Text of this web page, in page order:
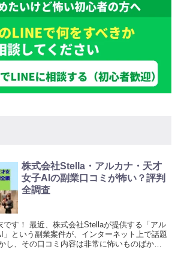
株式会社Stella・アルカナ・天才
女子AIの副業口コミが怖い？評判
全調査
です！ 最近、株式会社Stellaが提供する「アル
」という副業案件が、インターネット上で話題
し、その口コミ内容は非常に怖いものばかり